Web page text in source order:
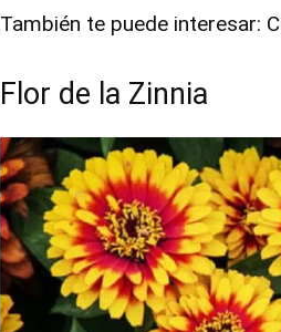
También te puede interesar:
Flor de la Zinnia